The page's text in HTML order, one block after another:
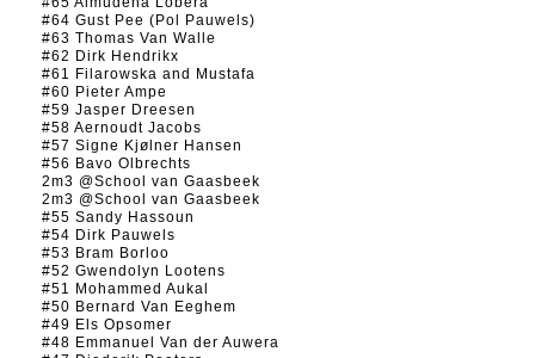
#64 Gust Pee (Pol Pauwels)
#63 Thomas Van Walle
#62 Dirk Hendrikx
#61 Filarowska and Mustafa
#60 Pieter Ampe
#59 Jasper Dreesen
#58 Aernoudt Jacobs
#57 Signe Kjølner Hansen
#56 Bavo Olbrechts
2m3 @School van Gaasbeek
2m3 @School van Gaasbeek
#55 Sandy Hassoun
#54 Dirk Pauwels
#53 Bram Borloo
#52 Gwendolyn Lootens
#51 Mohammed Aukal
#50 Bernard Van Eeghem
#49 Els Opsomer
#48 Emmanuel Van der Auwera